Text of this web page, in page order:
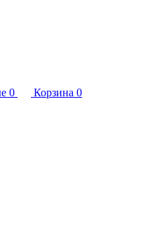
0 Корзина 0